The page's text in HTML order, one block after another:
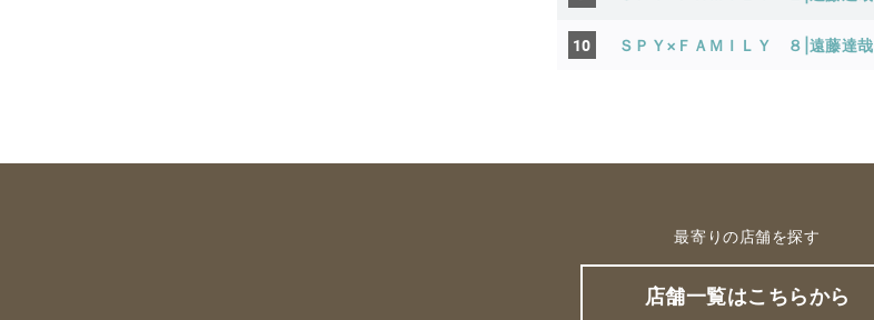
10 ＳＰＹ×ＦＡＭＩＬＹ ８ |遠藤達哉
最寄りの店舗を探す
店舗一覧はこちらから